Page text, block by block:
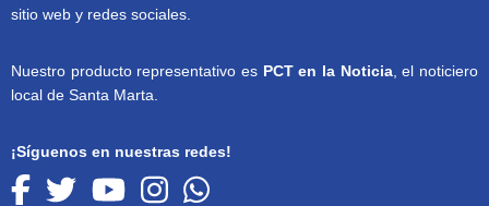
sitio web y redes sociales.
Nuestro producto representativo es PCT en la Noticia, el noticiero
local de Santa Marta.
¡Síguenos en nuestras redes!